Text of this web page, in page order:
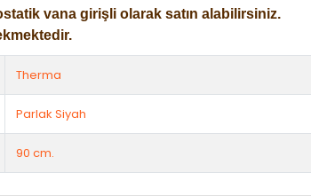
vana girişli olarak satın alabilirsiniz.
Therma
Parlak Siyah
90 cm.